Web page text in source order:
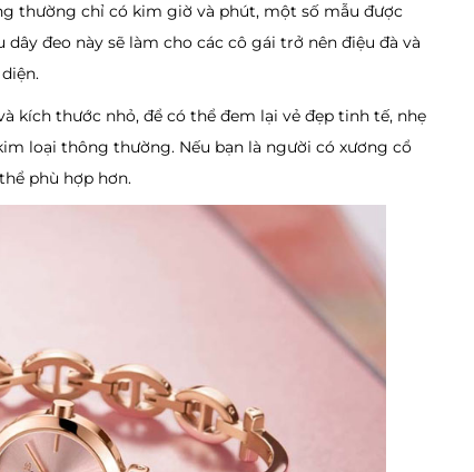
thường chỉ có kim giờ và phút, một số mẫu được
đeo này sẽ làm cho các cô gái trở nên điệu đà và
kích thước nhỏ, để có thể đem lại vẻ đẹp tinh tế, nhẹ
loại thông thường. Nếu bạn là người có xương cổ
phù hợp hơn.